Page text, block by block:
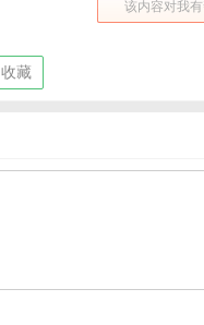
该内容对我
收藏